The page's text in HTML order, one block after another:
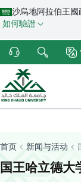
沙烏地阿拉伯王
如何驗證
首页 新闻与活动
国王哈立德